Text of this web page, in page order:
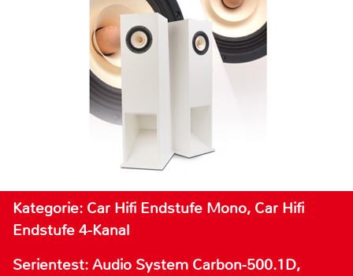
Kategorie: Car Hifi Endstufe Mono, Car Hifi
Endstufe 4-Kanal
Serientest: Audio System Carbon-500.1D,